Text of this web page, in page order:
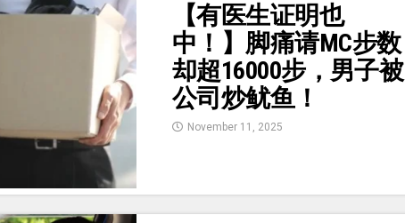
【有医生证明也
中！】脚痛请MC步数
却超16000步，男子被
公司炒鱿鱼！
November 11, 2025